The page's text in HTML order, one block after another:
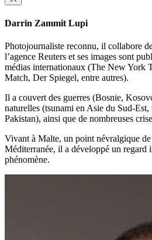
Darrin Zammit Lupi
Photojournaliste reconnu, il collabore
l’agence Reuters et ses images sont
médias internationaux (The New York
Match, Der Spiegel, entre autres).
Il a couvert des guerres (Bosnie,
naturelles (tsunami en Asie du Sud-Est,
Pakistan), ainsi que de nombreuses
Vivant à Malte, un point névralgique
Méditerranée, il a développé un regard
phénomène.